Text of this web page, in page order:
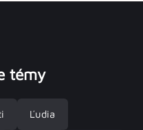
témy
Ľudia